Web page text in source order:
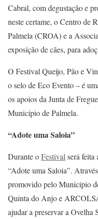
Cabral, com degustação e
neste certame, o Centro de
Palmela (CROA) e a
exposição de cães, para
O Festival Queijo, Pão e
o selo de Eco Evento – é
os apoios da Junta de
Município de Palmela.
“Adote uma Saloia”
Durante oFestival será feita
“Adote uma Saloia”.
promovido pelo Município
Quinta do Anjo e
ajudar a preservar a Ovelha